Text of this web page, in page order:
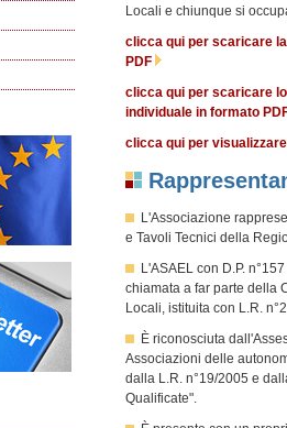
Locali e chiunque si
clicca qui per scaricare
PDF
clicca qui per scaricare
individuale in formato
clicca qui per
L'Associazione
e Tavoli Tecnici della
L'ASAEL con D.P.
chiamata a far parte della
Locali, istituita con L.R.
È riconosciuta
Associazioni delle
dalla L.R. n°19/2005 e
Qualificate".